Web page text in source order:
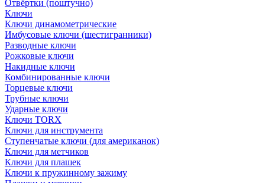
Отвёртки (поштучно)
Ключи
Ключи динамометрические
Имбусовые ключи (шестигранники)
Разводные ключи
Рожковые ключи
Накидные ключи
Комбинированные ключи
Торцевые ключи
Трубные ключи
Ударные ключи
Ключи TORX
Ключи для инструмента
Ступенчатые ключи (для американок)
Ключи для метчиков
Ключи для плашек
Ключи к пружинному зажиму